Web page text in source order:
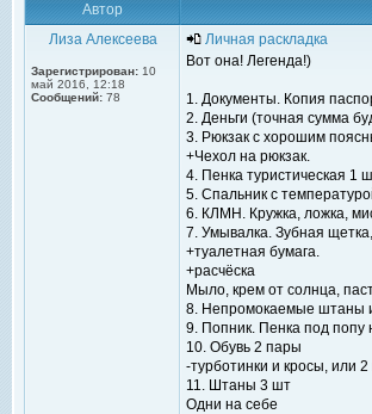
Автор
Лиза Алексеева
Зарегистрирован: 10
май 2016, 12:18
Сообщений: 78
Личная раскладка
Вот она! Легенда!)
1. Документы. Копия
2. Деньги (точная сумма
3. Рюкзак с хорошим
+Чехол на рюкзак.
4. Пенка туристическая 1
5. Спальник с
6. КЛМН. Кружка, ложка,
7. Умывалка. Зубная
+туалетная бумага.
+расчёска
Мыло, крем от солнца,
8. Непромокаемые штаны
9. Попник. Пенка под попу
10. Обувь 2 пары
-турботинки и кросы, или
11. Штаны 3 шт
Одни на себе